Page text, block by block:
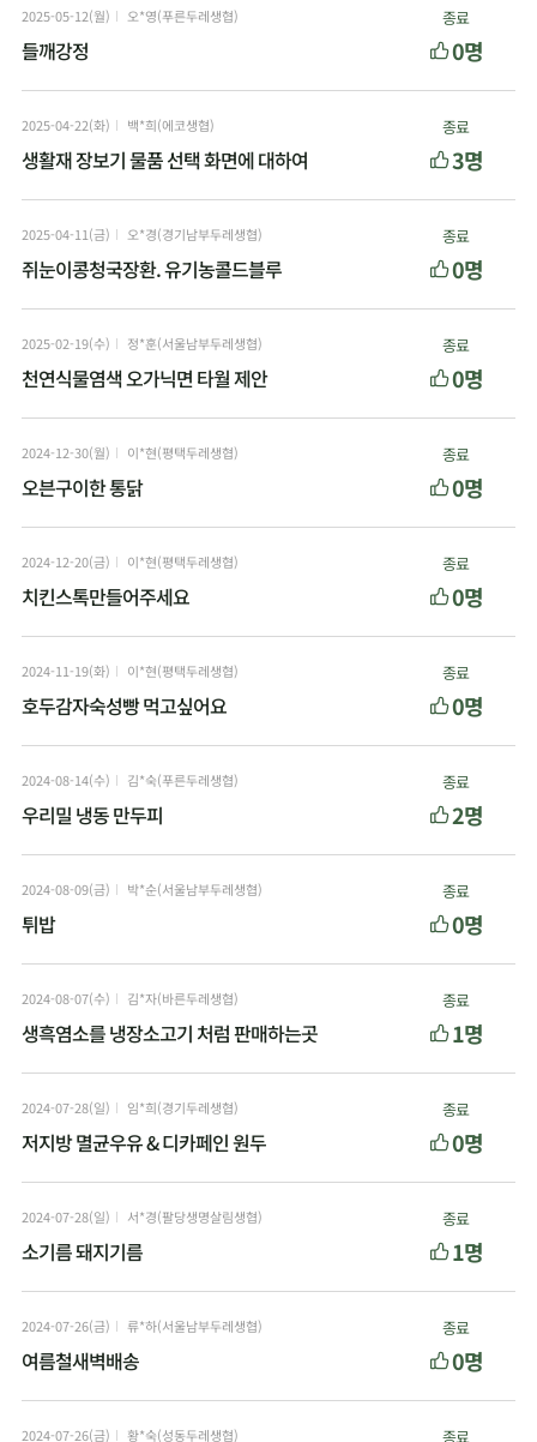
2025-05-12(월) 오*영(푸른두레생협)
들깨강정
종료
0명
2025-04-22(화) 백*희(에코생협)
생활재 장보기 물품 선택 화면에 대하여
종료
3명
2025-04-11(금) 오*경(경기남부두레생협)
쥐눈이콩청국장환. 유기농콜드블루
종료
0명
2025-02-19(수) 정*훈(서울남부두레생협)
천연식물염색 오가닉면 타월 제안
종료
0명
2024-12-30(월) 이*현(평택두레생협)
오븐구이한 통닭
종료
0명
2024-12-20(금) 이*현(평택두레생협)
치킨스톡만들어주세요
종료
0명
2024-11-19(화) 이*현(평택두레생협)
호두감자숙성빵 먹고싶어요
종료
0명
2024-08-14(수) 김*숙(푸른두레생협)
우리밀 냉동 만두피
종료
2명
2024-08-09(금) 박*순(서울남부두레생협)
튀밥
종료
0명
2024-08-07(수) 김*자(바른두레생협)
생흑염소를 냉장소고기 처럼 판매하는곳
종료
1명
2024-07-28(일) 임*희(경기두레생협)
저지방 멸균우유 & 디카페인 원두
종료
0명
2024-07-28(일) 서*경(팔당생명살림생협)
소기름 돼지기름
종료
1명
2024-07-26(금) 류*하(서울남부두레생협)
여름철새벽배송
종료
0명
2024-07-26(금) 황*숙(성동두레생협) 종료